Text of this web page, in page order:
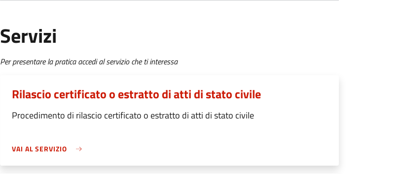
Servizi
Per presentare la pratica accedi al servizio che ti interessa
Rilascio certificato o estratto di atti di stato civile
Procedimento di rilascio certificato o estratto di atti di stato civile
VAI AL SERVIZIO